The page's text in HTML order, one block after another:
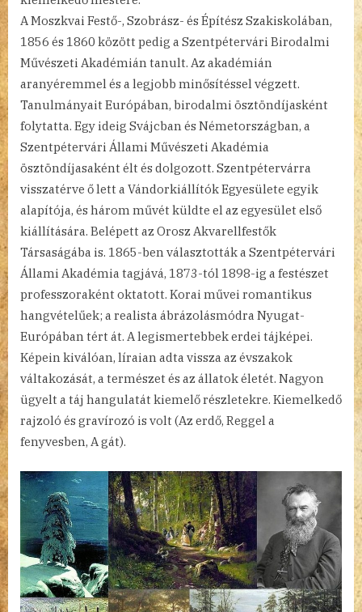
A Moszkvai Festő-, Szobrász- és Építész Szakiskolában,
1856 és 1860 között pedig a Szentpétervári Birodalmi
Művészeti Akadémián tanult. Az akadémián
aranyéremmel és a legjobb minősítéssel végzett.
Tanulmányait Európában, birodalmi ösztöndíjasként
folytatta. Egy ideig Svájcban és Németországban, a
Szentpétervári Állami Művészeti Akadémia
ösztöndíjasaként élt és dolgozott. Szentpétervárra
visszatérve ő lett a Vándorkiállítók Egyesülete egyik
alapítója, és három művét küldte el az egyesület első
kiállítására. Belépett az Orosz Akvarellfestők
Társaságába is. 1865-ben választották a Szentpétervári
Állami Akadémia tagjává, 1873-tól 1898-ig a festészet
professzoraként oktatott. Korai művei romantikus
hangvételűek; a realista ábrázolásmódra Nyugat-
Európában tért át. A legismertebbek erdei tájképei.
Képein kiválóan, líraian adta vissza az évszakok
váltakozását, a természet és az állatok életét. Nagyon
ügyelt a táj hangulatát kiemelő részletekre. Kiemelkedő
rajzoló és gravírozó is volt (Az erdő, Reggel a
fenyvesben, A gát).